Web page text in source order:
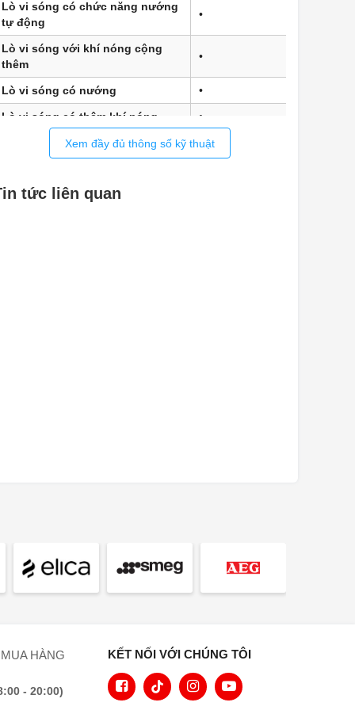
Lò vi sóng có chức năng nướng
tự động
•
Lò vi sóng với khí nóng cộng
thêm
•
Lò vi sóng có nướng •
Lò vi sóng có thêm khí nóng •
Lò vi sóng có nướng đối lưu •
Nhiệt hai mặt
Chức năng hẹn giờ
Hẹn giờ nấu •
Lập trình thời gian bắt đầu nấu •
Xem đầy đủ thông số kỹ thuật
tức liên quan
HÀNG
- 20:00)
KẾT NỐI VỚI CHÚNG TÔI